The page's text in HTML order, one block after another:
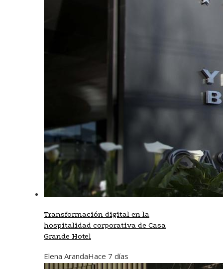
Transformación digital en la
hospitalidad corporativa de Casa
Grande Hotel
Elena ArandaHace 7 días